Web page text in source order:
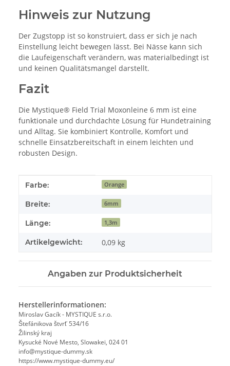
Hinweis zur Nutzung
Der Zugstopp ist so konstruiert, dass er sich je nach
Einstellung leicht bewegen lässt. Bei Nässe kann sich
die Laufeigenschaft verändern, was materialbedingt ist
und keinen Qualitätsmangel darstellt.
Fazit
Die Mystique® Field Trial Moxonleine 6 mm ist eine
funktionale und durchdachte Lösung für Hundetraining
und Alltag. Sie kombiniert Kontrolle, Komfort und
schnelle Einsatzbereitschaft in einem leichten und
robusten Design.
Produkteigenschaft
Wert
Farbe: Orange
Breite: 6mm
Länge: 1,3m
Artikelgewicht: 0,09 kg
Angaben zur Produktsicherheit
Herstellerinformationen:
Miroslav Gacík - MYSTIQUE s.r.o.
Štefánikova štvrť 534/16
Žilinský kraj
Kysucké Nové Mesto, Slowakei, 024 01
info@mystique-dummy.sk
https://www.mystique-dummy.eu/